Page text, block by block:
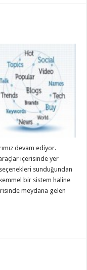
devam ediyor.
içerisinde yer
sunduğundan
bir sistem haline
meydana gelen